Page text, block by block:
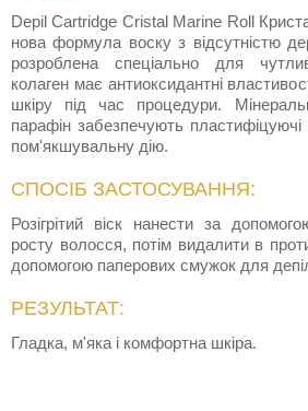
Depil Cartridge Cristal Marine Roll
нова формула воску з відсутністю
розроблена спеціально для
колаген має антиоксидантні
шкіру під час процедури.
парафін забезпечують пластифіцуючі
пом'якшувальну дію.
СПОСІБ ЗАСТОСУВАННЯ:
Розігрітий віск нанести за
росту волосся, потім видалити в
допомогою паперових смужок для
РЕЗУЛЬТАТ:
Гладка, м'яка і комфортна шкіра.